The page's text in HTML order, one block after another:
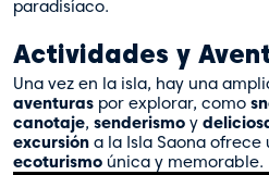
paradisíaco.
Actividades y
Una vez en la isla, hay una
aventuras por explorar, como
canotaje, senderismo y
excursión a la Isla Saona
ecoturismo única y memorable.